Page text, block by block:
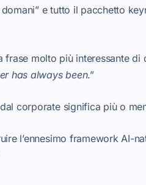
e tutto il pacchetto
frase molto più interessante di
has always been.”
corporate significa più o
l’ennesimo framework AI-